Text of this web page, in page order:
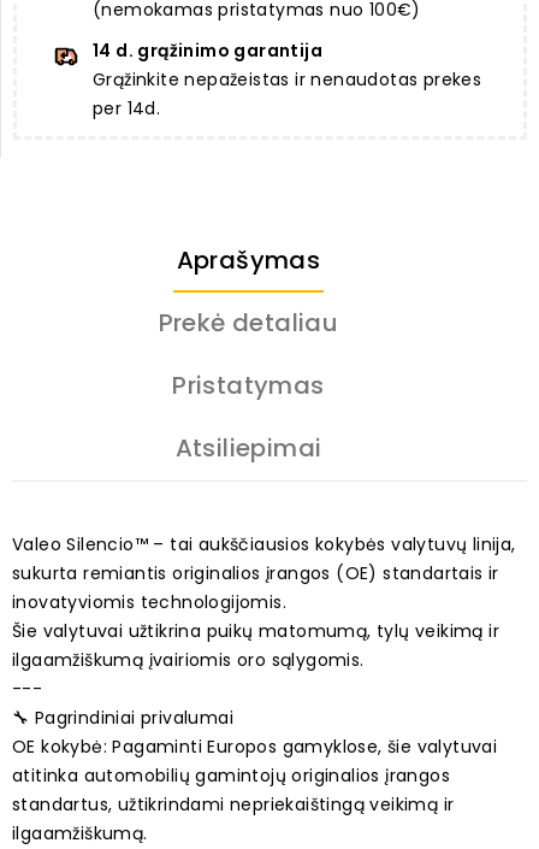
(nemokamas pristatymas nuo 100€)
14 d. grąžinimo garantija
Grąžinkite nepažeistas ir nenaudotas prekes
per 14d.
Aprašymas
Prekė detaliau
Pristatymas
Atsiliepimai
Valeo Silencio™ – tai aukščiausios kokybės valytuvų linija,
sukurta remiantis originalios įrangos (OE) standartais ir
inovatyviomis technologijomis.
Šie valytuvai užtikrina puikų matomumą, tylų veikimą ir
ilgaamžiškumą įvairiomis oro sąlygomis.
---
🔧 Pagrindiniai privalumai
OE kokybė: Pagaminti Europos gamyklose, šie valytuvai
atitinka automobilių gamintojų originalios įrangos
standartus, užtikrindami nepriekaištingą veikimą ir
ilgaamžiškumą.